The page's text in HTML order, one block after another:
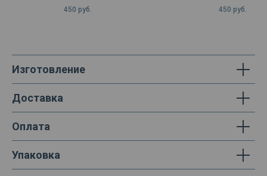
450 руб. 450 руб.
Изготовление
Доставка
Оплата
Упаковка